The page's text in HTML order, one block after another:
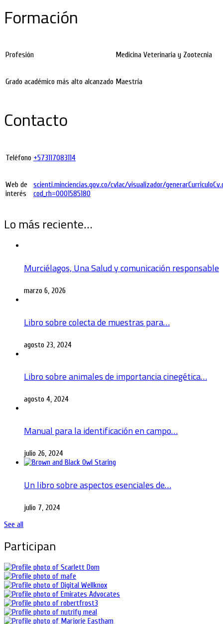
Formación
Profesión Medicina Veterinaria y Zootecnia
Grado académico más alto alcanzado Maestría
Contacto
Teléfono +573117083114
Web de
interés
scienti.minciencias.gov.co/cvlac/visualizador/
cod_rh=0001585180
Lo más reciente…
Murciélagos, Una Salud y comunicación responsable
marzo 6, 2026
Libro sobre colecta de muestras para…
agosto 23, 2024
Libro sobre animales de importancia cinegética…
agosto 4, 2024
Manual para la identificación en campo…
julio 26, 2024
Un libro sobre aspectos esenciales de…
julio 7, 2024
See all
Participan